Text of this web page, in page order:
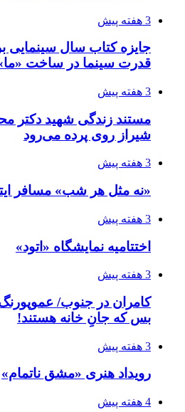
3 هفته پیش
جایزه کتاب سال سینمایی
قدرت سینما در ساخت
3 هفته پیش
مستند زندگی شهید دکتر
شیراز روی پرده می‌رود
3 هفته پیش
«نه مثل هر شب» مسافر
3 هفته پیش
اختتامیه نمایشگاه «اتود»
3 هفته پیش
کامران در جنوب/
بس که جانِ خانه هستند!
3 هفته پیش
رویداد هنری «مشق ناتمام»
4 هفته پیش